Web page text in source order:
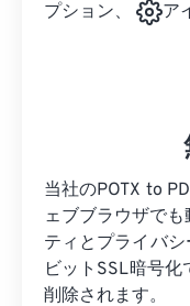
プション、
ア
当社のPOTX to
ェブブラウザで
ティとプライバ
ビットSSL暗号
削除されます。